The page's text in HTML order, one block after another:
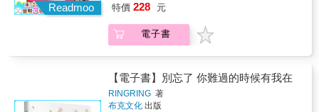
老師，每天都要以一敵二、三十人，除了傳授
外，每天還有處理不完的繁瑣小事。這樣還沒
結束喔！下班後還要奮戰，繼續面對這二、三
十人背後的龐大勢力，家長們的電話聯繫或
Line的通知音效每晚不絕於耳！儘管如此，所
有的辛勞與委屈都會因著孩子臉上的燦爛笑容
而消逝！ 給現在是家長或是以後也會是家長的
你： 家長是老師的教育夥伴，良好的親師溝
Readmoo
是個什麼樣的職業？ 學校生活又是怎樣的情
景？ 上萬粉絲感動回饋： 「寫到心坎裡！有共
鳴！蔡老師誇張幽默的畫風很療癒，工作不孤
Fighting !」 「完美體現教育現場及教師心聲！
一整個於我心有戚戚焉！」 「原來我並不孤
單，讓我們繼續撐下去！」 給曾經當過學生或
特價 228 元
電子書
【電子書】別忘了 你難過的時候有我在
RINGRING 著
布克文化 出版